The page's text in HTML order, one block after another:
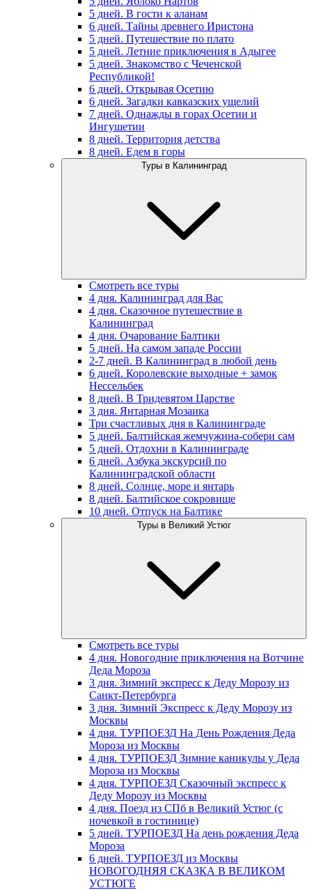
5 дней. В гости к аланам
6 дней. Тайны древнего Иристона
5 дней. Путешествие по плато
5 дней. Летние приключения в Адыгее
5 дней. Знакомство с Чеченской
Республикой!
6 дней. Открывая Осетию
6 дней. Загадки кавказских ущелий
7 дней. Однажды в горах Осетии и
Ингушетии
8 дней. Территория детства
8 дней. Едем в горы
Туры в Калининград
Смотреть все туры
4 дня. Калининград для Вас
4 дня. Сказочное путешествие в
Калининград
4 дня. Очарование Балтики
5 дней. На самом западе России
2-7 дней. В Калининград в любой день
6 дней. Королевские выходные + замок
Нессельбек
8 дней. В Тридевятом Царстве
3 дня. Янтарная Мозаика
Три счастливых дня в Калининграде
5 дней. Балтийская жемчужина-собери сам
5 дней. Отдохни в Калининграде
6 дней. Азбука экскурсий по
Калининградской области
8 дней. Солнце, море и янтарь
8 дней. Балтийское сокровище
10 дней. Отпуск на Балтике
Туры в Великий Устюг
Смотреть все туры
4 дня. Новогодние приключения на Вотчине
Деда Мороза
3 дня. Зимний экспресс к Деду Морозу из
Санкт-Петербурга
3 дня. Зимний Экспресс к Деду Морозу из
Москвы
4 дня. ТУРПОЕЗД На День Рождения Деда
Мороза из Москвы
4 дня. ТУРПОЕЗД Зимние каникулы у Деда
Мороза из Москвы
4 дня. ТУРПОЕЗД Сказочный экспресс к
Деду Морозу из Москвы
4 дня. Поезд из СПб в Великий Устюг (с
ночевкой в гостинице)
5 дней. ТУРПОЕЗД На день рождения Деда
Мороза
6 дней. ТУРПОЕЗД из Москвы
НОВОГОДНЯЯ СКАЗКА В ВЕЛИКОМ
УСТЮГЕ